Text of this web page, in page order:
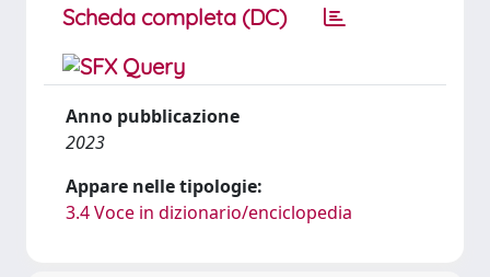
Scheda completa (DC)
Anno pubblicazione
2023
Appare nelle tipologie:
3.4 Voce in dizionario/enciclopedia